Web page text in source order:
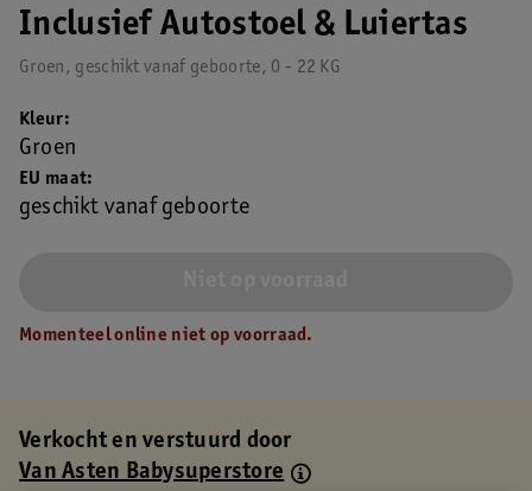
Inclusief Autostoel & Luiertas
Groen, geschikt vanaf geboorte, 0 - 22 KG
EU maat
geschikt vanaf geboorte
Kleur
Groen
Momenteel online niet op voorraad.
Verkocht en verstuurd door
Van Asten Babysuperstore